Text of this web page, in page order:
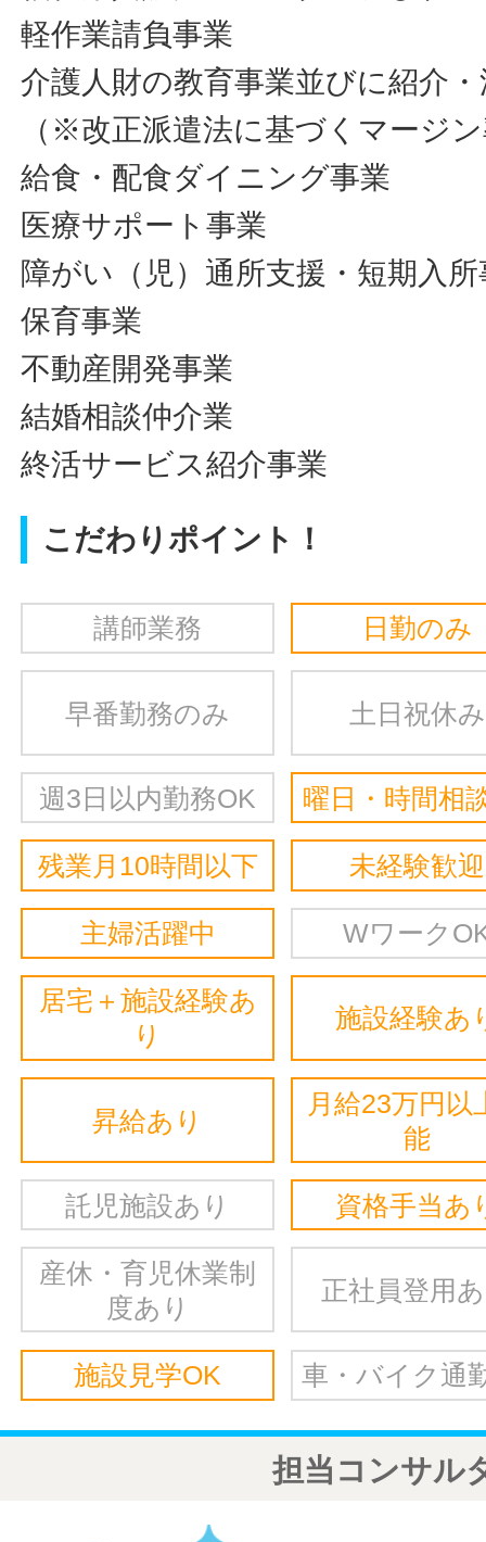
軽作業請負事業
介護人財の教育事業並びに紹介
（※改正派遣法に基づくマージ
給食・配食ダイニング事業
医療サポート事業
障がい（児）通所支援・短期入所
保育事業
不動産開発事業
結婚相談仲介業
終活サービス紹介事業
こだわりポイント！
講師業務 日勤のみ
早番勤務のみ 土日祝休み
週3日以内勤務OK 曜日・時間相
残業月10時間以下 未経験歓迎
主婦活躍中 Wワーク
居宅＋施設経験あ
り
施設経験あ
昇給あり
月給23万円以
能
託児施設あり 資格手当あ
産休・育児休業制
度あり
正社員登用
施設見学OK 車・バイク通
担当コンサル